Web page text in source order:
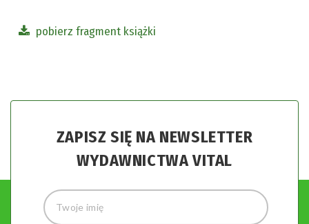
pobierz fragment książki
ZAPISZ SIĘ NA NEWSLETTER
WYDAWNICTWA VITAL